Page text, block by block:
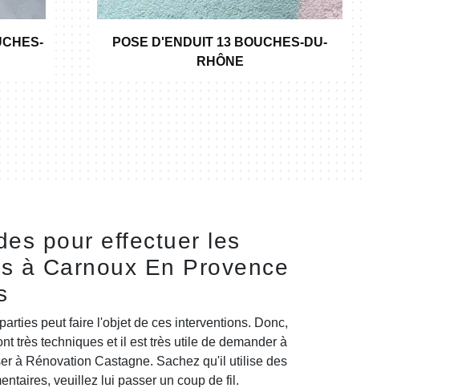
POSE D'ENDUIT 13 BOUCHES-DU-
RHÔNE
pour effectuer les
à Carnoux En Provence
peut faire l'objet de ces interventions. Donc,
très techniques et il est très utile de demander à
à Rénovation Castagne. Sachez qu'il utilise des
veuillez lui passer un coup de fil.